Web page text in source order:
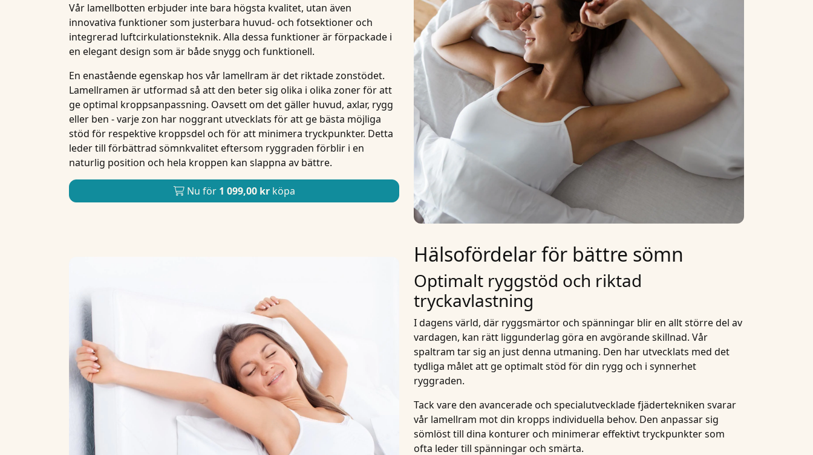
Vår lamellbotten erbjuder inte bara högsta kvalitet, utan även
innovativa funktioner som justerbara huvud- och fotsektioneroch
integrerad luftcirkulationsteknik. Alla dessa funktioner är förpackade i
en elegant design som är både snygg och funktionell.
En enastående egenskap hos vår lamellram är det riktadezonstödet.
Lamellramen är utformad så att den beter sig olika i olika zoner för att
ge optimal kroppsanpassning. Oavsett om det gäller huvud, axlar, rygg
eller ben - varje zon har noggrant utvecklats för att ge bästa möjliga
stöd för respektive kroppsdel och för att minimera tryckpunkter. Detta
leder till förbättrad sömnkvalitet eftersom ryggraden förblir i en
naturlig position och hela kroppen kan slappna av bättre.
Nu för 1 099,00 krköpa
Hälsofördelar för bättre sömn
Optimalt ryggstöd och riktad
tryckavlastning
I dagens värld, där ryggsmärtor och spänningar blir en allt större del av
vardagen, kan rätt liggunderlag göra en avgörande skillnad. Vår
spaltram tar sig an just denna utmaning. Den har utvecklats med det
tydliga målet att ge optimalt stöd för din rygg och i synnerhet
ryggraden.
Tack vare den avancerade och specialutvecklade fjädertekniken svarar
vår lamellram mot din kropps individuella behov. Den anpassar sig
sömlöst till dina konturer och minimerar effektivt tryckpunkter som
ofta leder till spänningar och smärta.